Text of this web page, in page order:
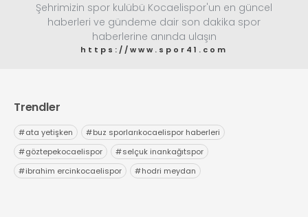
Şehrimizin spor kulübü Kocaelispor'un en güncel
haberleri ve gündeme dair son dakika spor
haberlerine anında ulaşın
https://www.spor41.com
Trendler
#ata yetişken #buz sporlarıkocaelispor haberleri
#göztepekocaelispor #selçuk inankağıtspor
#ibrahim ercinkocaelispor #hodri meydan